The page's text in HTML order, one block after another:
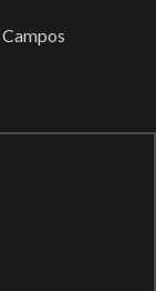
Campos